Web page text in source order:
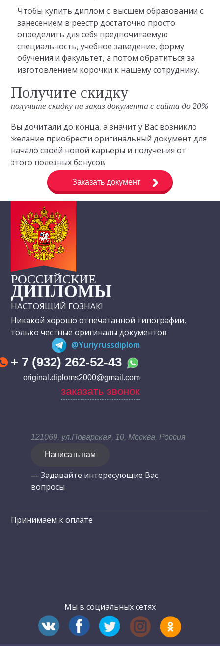
Чтобы купить диплом о высшем образовании с
занесением в реестр достаточно просто
определить для себя предпочитаемую
специальность, учебное заведение, форму
обучения и факультет, а потом обратиться за
изготовлением корочки к нашему сотруднику.
Получите скидку
получите скидку на заказ документа с сайта до 20%
Вы дочитали до конца, а значит у Вас возникло
желание приобрести оригинальный документ для
начало своей новой карьеры и получения от
этого полезных бонусов
Заказать документ
РОССИЙСКИЕ
ДИПЛОМЫ
НАСТОЯЩИЙ ГОЗНАК!
Никакой хорошо отпечатанной типографии,
только честные оригиналы документов
@Yuriyrussdiplom
+ 7 (932) 262-52-43
original.diploms2000@gmail.com
заказать звонок
121069, ул.Поварская, 10, Москва, Россия
Написать нам
— Задавайте интересующие Вас
вопросы
Принимаем к оплате
Мы в социальных сетях